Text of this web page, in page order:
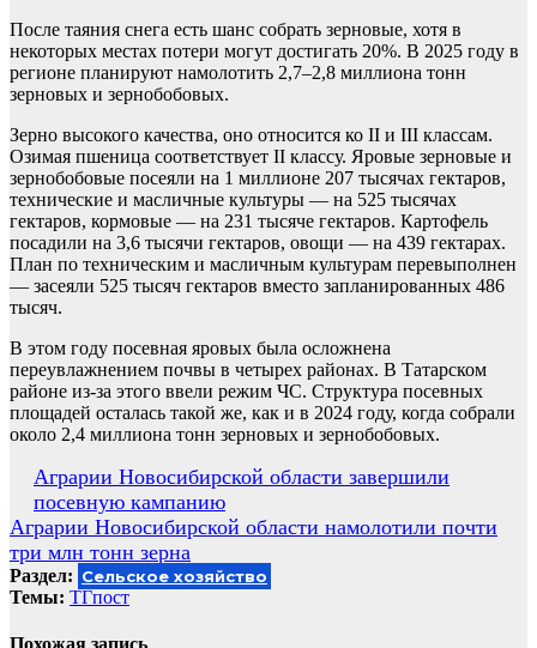
После таяния снега есть шанс собрать зерновые, хотя в
некоторых местах потери могут достигать 20%. В 2025 году в
регионе планируют намолотить 2,7–2,8 миллиона тонн
зерновых и зернобобовых.
Зерно высокого качества, оно относится ко II и III классам.
Озимая пшеница соответствует II классу. Яровые зерновые и
зернобобовые посеяли на 1 миллионе 207 тысячах гектаров,
технические и масличные культуры — на 525 тысячах
гектаров, кормовые — на 231 тысяче гектаров. Картофель
посадили на 3,6 тысячи гектаров, овощи — на 439 гектарах.
План по техническим и масличным культурам перевыполнен
— засеяли 525 тысяч гектаров вместо запланированных 486
тысяч.
В этом году посевная яровых была осложнена
переувлажнением почвы в четырех районах. В Татарском
районе из-за этого ввели режим ЧС. Структура посевных
площадей осталась такой же, как и в 2024 году, когда собрали
около 2,4 миллиона тонн зерновых и зернобобовых.
Навигация
по
записям
Аграрии Новосибирской области завершили
посевную кампанию
Аграрии Новосибирской области намолотили почти
три млн тонн зерна
Раздел: Сельское хозяйство
Темы: ТГпост